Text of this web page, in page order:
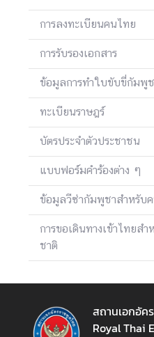
า
น
เ
ก
ร
า
ทู
า
แ
การลงทะเบียนคนไทย
การรับรองเอกสาร
ข้อมูลการทำใบขับขี่กัมพู
ทะเบียนราษฎร์
บัตรประจำตัวประชาชน
แบบฟอร์มคำร้องต่าง ๆ
ข้อมูลวีซ่ากัมพูชาสำหรับ
การขอเดินทางเข้าไทยสำ
ชาติ
สถานเอกอั
Royal Thai